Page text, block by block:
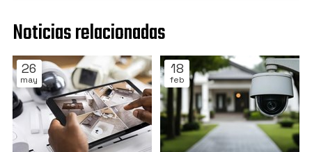
Noticias relacionadas
26
may
18
feb